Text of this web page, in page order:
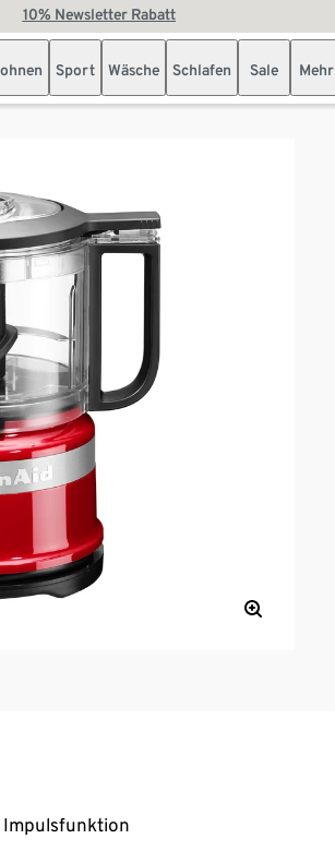
10% Newsletter Rabatt
Sport Wäsche Schlafen Sale Mehr
Impulsfunktion